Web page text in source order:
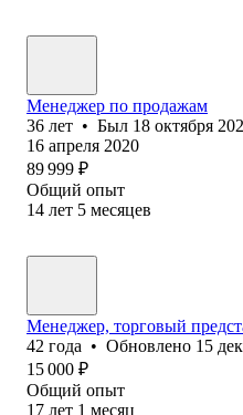
Менеджер по продажам
36 лет • Был 18 октября
16 апреля 2020
89 999 ₽
Общий опыт
14 лет 5 месяцев
Менеджер, торговый
42 года • Обновлено 15
15 000 ₽
Общий опыт
17 лет 1 месяц